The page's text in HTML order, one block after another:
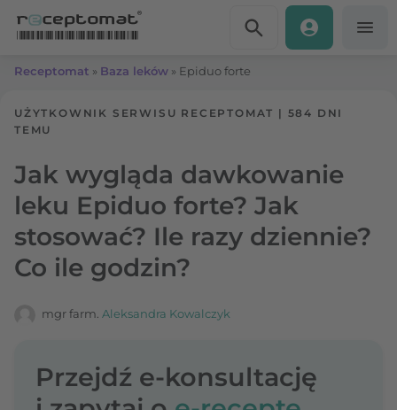
Receptomat » Baza leków » Epiduo forte
UŻYTKOWNIK SERWISU RECEPTOMAT | 584 DNI
TEMU
Jak wygląda dawkowanie
leku Epiduo forte? Jak
stosować? Ile razy dziennie?
Co ile godzin?
mgr farm. Aleksandra Kowalczyk
Przejdź e-konsultację